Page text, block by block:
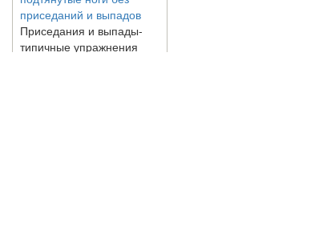
приседаний и выпадов
Приседания и выпады-
типичные упражнения
для укрепления мышц